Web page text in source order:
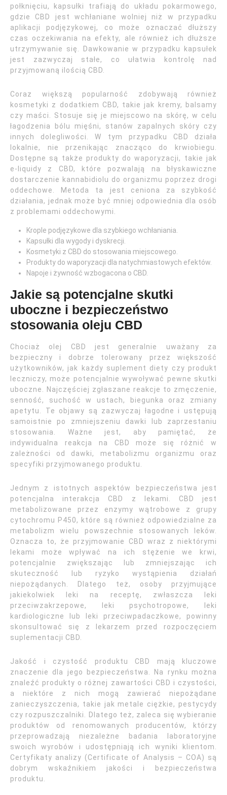
połknięciu, kapsułki trafiają do układu pokarmowego,
gdzie CBD jest wchłaniane wolniej niż w przypadku
aplikacji podjęzykowej, co może oznaczać dłuższy
czas oczekiwania na efekty, ale również ich dłuższe
utrzymywanie się. Dawkowanie w przypadku kapsułek
jest zazwyczaj stałe, co ułatwia kontrolę nad
przyjmowaną ilością CBD.
Coraz większą popularność zdobywają również
kosmetyki z dodatkiem CBD, takie jak kremy, balsamy
czy maści. Stosuje się je miejscowo na skórę, w celu
łagodzenia bólu mięśni, stanów zapalnych skóry czy
innych dolegliwości. W tym przypadku CBD działa
lokalnie, nie przenikając znacząco do krwiobiegu.
Dostępne są także produkty do waporyzacji, takie jak
e-liquidy z CBD, które pozwalają na błyskawiczne
dostarczenie kannabidiolu do organizmu poprzez drogi
oddechowe. Metoda ta jest ceniona za szybkość
działania, jednak może być mniej odpowiednia dla osób
z problemami oddechowymi.
Krople podjęzykowe dla szybkiego wchłaniania.
Kapsułki dla wygody i dyskrecji.
Kosmetyki z CBD do stosowania miejscowego.
Produkty do waporyzacji dla natychmiastowych efektów.
Napoje i żywność wzbogacona o CBD.
Jakie są potencjalne skutki
uboczne i bezpieczeństwo
stosowania oleju CBD
Chociaż olej CBD jest generalnie uważany za
bezpieczny i dobrze tolerowany przez większość
użytkowników, jak każdy suplement diety czy produkt
leczniczy, może potencjalnie wywoływać pewne skutki
uboczne. Najczęściej zgłaszane reakcje to zmęczenie,
senność, suchość w ustach, biegunka oraz zmiany
apetytu. Te objawy są zazwyczaj łagodne i ustępują
samoistnie po zmniejszeniu dawki lub zaprzestaniu
stosowania. Ważne jest, aby pamiętać, że
indywidualna reakcja na CBD może się różnić w
zależności od dawki, metabolizmu organizmu oraz
specyfiki przyjmowanego produktu.
Jednym z istotnych aspektów bezpieczeństwa jest
potencjalna interakcja CBD z lekami. CBD jest
metabolizowane przez enzymy wątrobowe z grupy
cytochromu P450, które są również odpowiedzialne za
metabolizm wielu powszechnie stosowanych leków.
Oznacza to, że przyjmowanie CBD wraz z niektórymi
lekami może wpływać na ich stężenie we krwi,
potencjalnie zwiększając lub zmniejszając ich
skuteczność lub ryzyko wystąpienia działań
niepożądanych. Dlatego też, osoby przyjmujące
jakiekolwiek leki na receptę, zwłaszcza leki
przeciwzakrzepowe, leki psychotropowe, leki
kardiologiczne lub leki przeciwpadaczkowe, powinny
skonsultować się z lekarzem przed rozpoczęciem
suplementacji CBD.
Jakość i czystość produktu CBD mają kluczowe
znaczenie dla jego bezpieczeństwa. Na rynku można
znaleźć produkty o różnej zawartości CBD i czystości,
a niektóre z nich mogą zawierać niepożądane
zanieczyszczenia, takie jak metale ciężkie, pestycydy
czy rozpuszczalniki. Dlatego też, zaleca się wybieranie
produktów od renomowanych producentów, którzy
przeprowadzają niezależne badania laboratoryjne
swoich wyrobów i udostępniają ich wyniki klientom.
Certyfikaty analizy (Certificate of Analysis – COA) są
dobrym wskaźnikiem jakości i bezpieczeństwa
produktu.